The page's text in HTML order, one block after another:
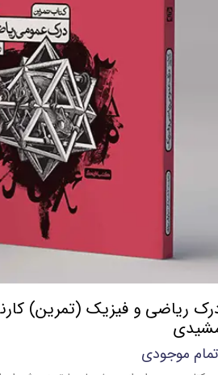
ریاضی و فیزیک (تمرین)
موجودی